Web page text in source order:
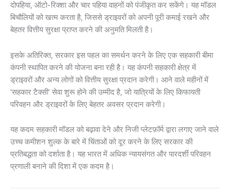
दोपहिया, ऑटो-रिक्शा और चार पहिया वाहनों को पंजीकृत कर सकेंगे। यह मॉडल
बिचौलियों को खत्म करता है, जिससे ड्राइवरों को अपनी पूरी कमाई रखने और
बेहतर वित्तीय सुरक्षा प्राप्त करने की अनुमति मिलती है।
इसके अतिरिक्त, सरकार इस पहल का समर्थन करने के लिए एक सहकारी बीमा
कंपनी स्थापित करने की योजना बना रही है। यह कंपनी सहकारी क्षेत्र में
ड्राइवरों और अन्य लोगों को वित्तीय सुरक्षा प्रदान करेगी। आने वाले महीनों में
‘सहकार टैक्सी’ सेवा शुरू होने की उम्मीद है, जो यात्रियों के लिए किफायती
परिवहन और ड्राइवरों के लिए बेहतर अवसर प्रदान करेगी।
यह कदम सहकारी मॉडल को बढ़ावा देने और निजी प्लेटफ़ॉर्म द्वारा लगाए जाने वाले
उच्च कमीशन शुल्क के बारे में चिंताओं को दूर करने के लिए सरकार की
प्रतिबद्धता को दर्शाता है। यह भारत में अधिक न्यायसंगत और पारदर्शी परिवहन
प्रणाली बनाने की दिशा में एक कदम है।